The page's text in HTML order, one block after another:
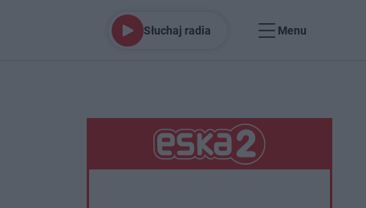
Słuchaj radia Menu